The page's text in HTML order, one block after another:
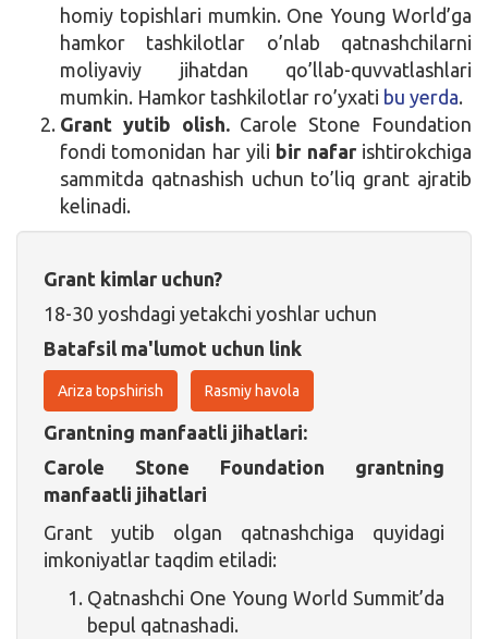
homiy topishlari mumkin. One Young World’ga
hamkor tashkilotlar o’nlab qatnashchilarni
moliyaviy jihatdan qo’llab-quvvatlashlari
mumkin. Hamkor tashkilotlar ro’yxati bu yerda.
Grant yutib olish.Carole Stone Foundation
fondi tomonidan har yili bir nafarishtirokchiga
sammitda qatnashish uchun to’liq grant ajratib
kelinadi.
Grant kimlar uchun?
18-30 yoshdagi yetakchi yoshlar uchun
Batafsil ma'lumot uchun link
Ariza topshirish Rasmiy havola
Grantning manfaatli jihatlari:
Carole Stone Foundation grantning
manfaatli jihatlari
Grant yutib olgan qatnashchiga quyidagi
imkoniyatlar taqdim etiladi:
Qatnashchi One Young World Summit’da
bepul qatnashadi.